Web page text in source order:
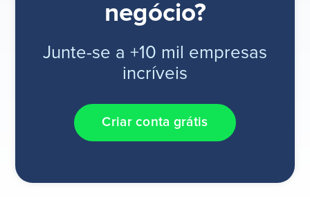
negócio?
Junte-se a +10 mil empresas
incríveis
Criar conta grátis